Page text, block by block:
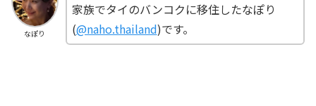
なぽり
家族でタイのバンコクに移住したなぽり
(@naho.thailand)です。